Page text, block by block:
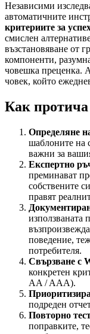
Независими
автоматичните
критериите за
смислен
възстановяване от
компоненти,
човешка преценка.
човек, който
Как протича
Определяне
шаблоните на
важни за
Експертно
преминават
собствените
правят
използваната
поведение,
потребителя.
Свързване с
конкретен
AA / AAA).
подреден
Повторно
поправките,